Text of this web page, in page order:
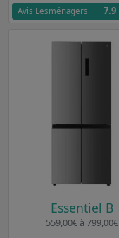
Avis Lesménagers 7.9
Essentiel B
559,00€ à 799,00€